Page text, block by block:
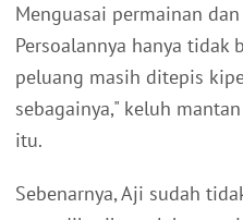
Menguasai permainan
Persoalannya hanya tidak
peluang masih ditepis
sebagainya," keluh
itu.
Sebenarnya, Aji sudah